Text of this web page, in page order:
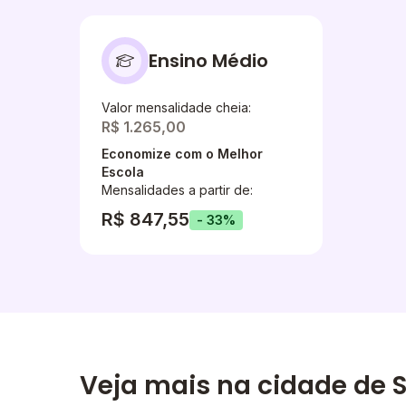
Ensino Médio
Valor mensalidade cheia:
R$ 1.265,00
Economize com o Melhor
Escola
Mensalidades a partir de:
R$ 847,55 - 33%
Veja mais na cidade de